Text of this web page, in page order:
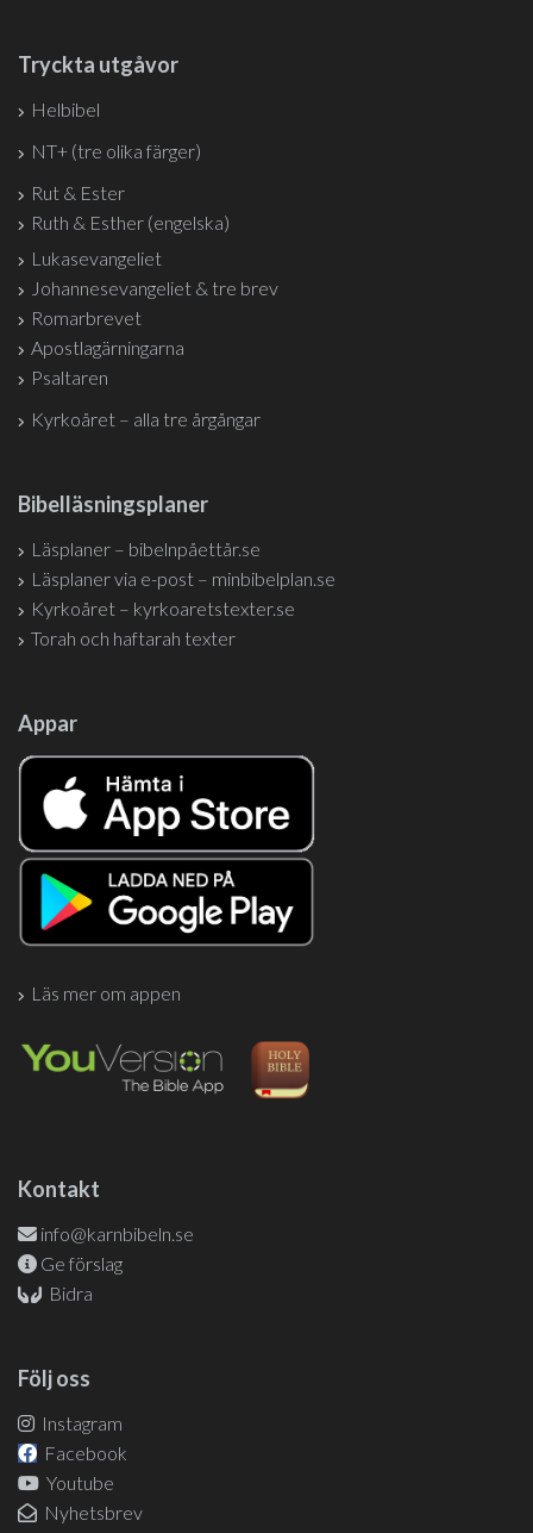
Tryckta utgåvor
Helbibel
NT+ (tre olika färger)
Rut & Ester
Ruth & Esther (engelska)
Lukasevangeliet
Johannesevangeliet & tre brev
Romarbrevet
Apostlagärningarna
Psaltaren
Kyrkoåret – alla tre årgångar
Bibelläsningsplaner
Läsplaner – bibelnpåettår.se
Läsplaner via e-post – minbibelplan.se
Kyrkoåret – kyrkoaretstexter.se
Torah och haftarah texter
Appar
Läs mer om appen
Kontakt
info@karnbibeln.se
Ge förslag
Bidra
Följ oss
Instagram
Facebook
Youtube
Nyhetsbrev